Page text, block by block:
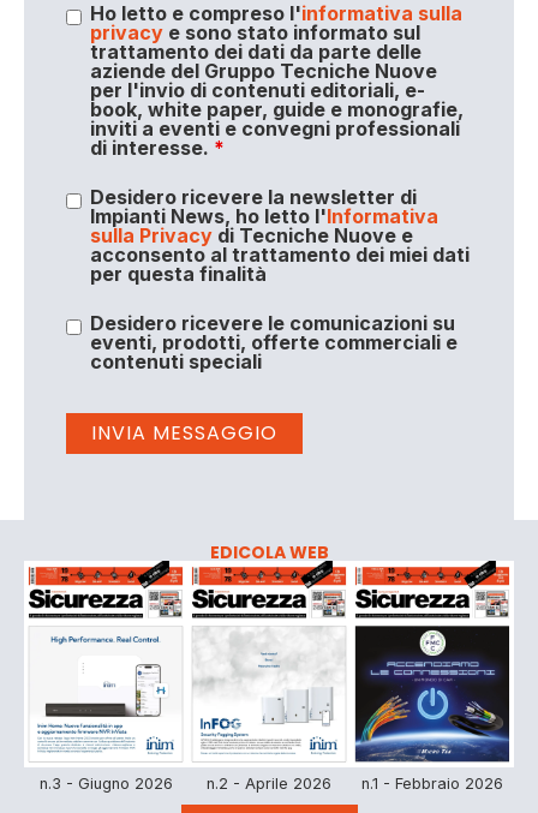
Ho letto e compreso l'informativa sulla
privacye sono stato informato sul
trattamento dei dati da parte delle
aziende del Gruppo Tecniche Nuove
per l'invio di contenuti editoriali, e-
book, white paper, guide e monografie,
inviti a eventi e convegni professionali
di interesse. *
Desidero ricevere la newsletter di
Impianti News, ho letto l'Informativa
sulla Privacydi Tecniche Nuove e
acconsento al trattamento dei miei dati
per questa finalità
Desidero ricevere le comunicazioni su
eventi, prodotti, offerte commerciali e
contenuti speciali
EDICOLA WEB
n.3 - Giugno 2026 n.2 - Aprile 2026 n.1 - Febbraio 2026